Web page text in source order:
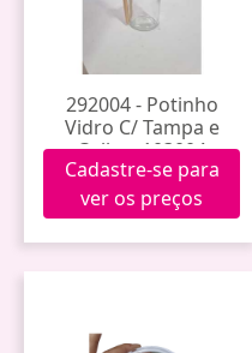
292004 - Potinho
Vidro C/ Tampa e
Colher 103004
Cadastre-se para
ver os preços